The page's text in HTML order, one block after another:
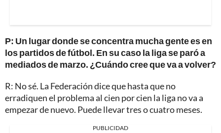
P: Un lugar donde se concentra mucha gente es en
los partidos de fútbol. En su caso la liga se paró a
mediados de marzo. ¿Cuándo cree que va a volver?
R: No sé. La Federación dice que hasta que no
erradiquen el problema al cien por cien la liga no va a
empezar de nuevo. Puede llevar tres o cuatro meses.
PUBLICIDAD